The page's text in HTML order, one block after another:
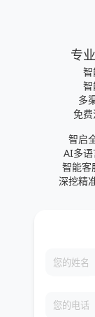
专
多
免
智启
AI多
智能客
深挖精